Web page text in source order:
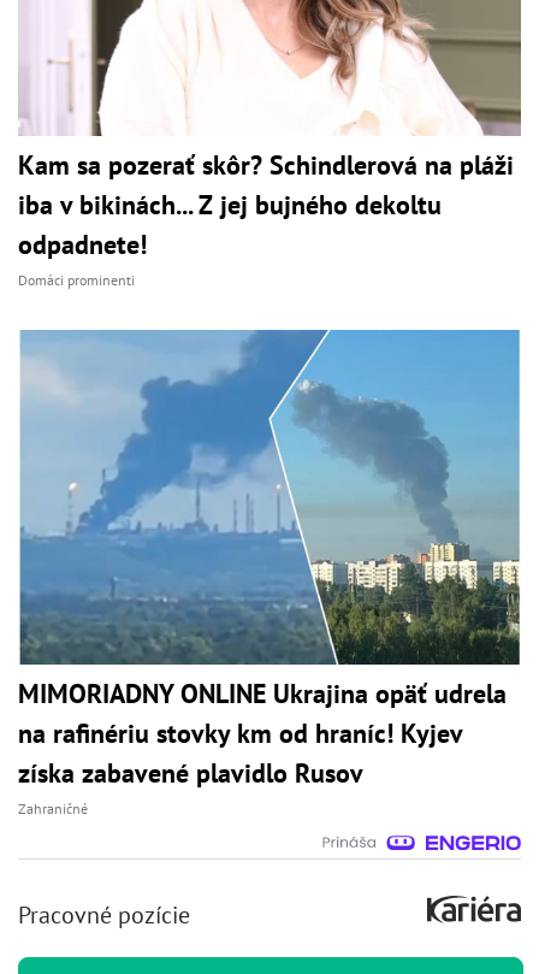
Kam sa pozerať skôr? Schindlerová na pláži
iba v bikinách... Z jej bujného dekoltu
odpadnete!
Domáci prominenti
MIMORIADNY ONLINE Ukrajina opäť udrela
na rafinériu stovky km od hraníc! Kyjev
získa zabavené plavidlo Rusov
Zahraničné
Pracovné pozície